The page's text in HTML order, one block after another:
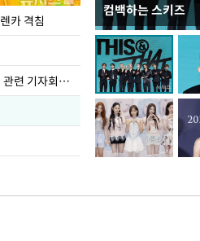
카 격침
선관위 시간대별 투표율 입력 관련 기자회견하는 주진우 의원
컴백하는 스키즈
극한 폭염에 바닥
도